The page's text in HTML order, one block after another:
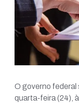
O governo federal
quarta-feira (24),